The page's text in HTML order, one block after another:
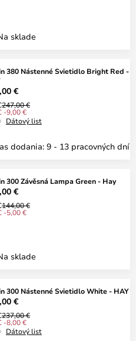
sklade
380 Nástenné Svietidlo Bright Red -
€
247,00 €
-9,00 €
Dátový list
dodania: 9 - 13 pracovných dní
300 Závěsná Lampa Green - Hay
€
144,00 €
-5,00 €
sklade
300 Nástenné Svietidlo White - HAY
€
237,00 €
-8,00 €
Dátový list